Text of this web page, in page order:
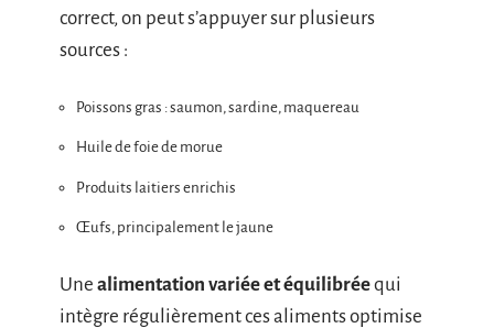
correct, on peut s’appuyer sur plusieurs
sources :
Poissons gras : saumon, sardine, maquereau
Huile de foie de morue
Produits laitiers enrichis
Œufs, principalement le jaune
Une alimentation variée et équilibréequi
intègre régulièrement ces aliments optimise